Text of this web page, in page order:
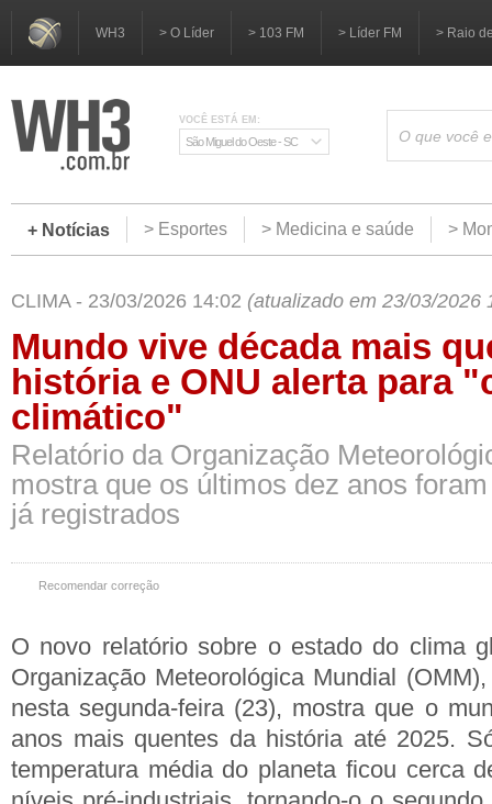
WH3 > O Líder > 103 FM > Líder FM > Raio
VOCÊ ESTÁ EM:
São Miguel do Oeste - SC
+ Notícias > Esportes > Medicina e saúde >
CLIMA - 23/03/2026 14:02 (atualizado em 23/03/2026
Mundo vive década mais
história e ONU alerta para
climático"
Relatório da Organização
mostra que os últimos dez anos
já registrados
Recomendar correção
O novo relatório sobre o estado do clima
Organização Meteorológica Mundial
nesta segunda-feira (23), mostra que o
anos mais quentes da história até 2025.
temperatura média do planeta ficou cerca